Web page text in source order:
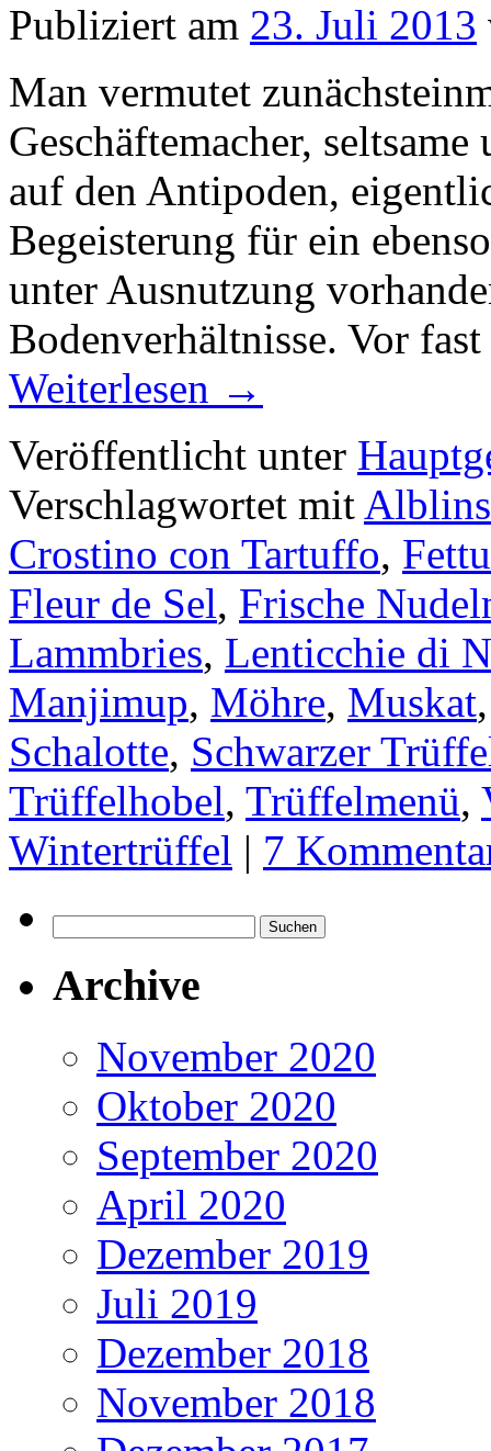
Publiziert am 23. Juli 2013
Man vermutet
Geschäftemacher,
auf den Antipoden,
Begeisterung für ein
unter Ausnutzung
Bodenverhältnisse. Vor
Weiterlesen →
Veröffentlicht unter
Verschlagwortet mit
Crostino con Tartuffo,
Fleur de Sel, Frische
Lammbries, Lenticchie di
Manjimup, Möhre, Muskat
Schalotte, Schwarzer
Trüffelhobel, Trüffelmenü,
Wintertrüffel | 7
nach:
Archive
November 2020
Oktober 2020
September 2020
April 2020
Dezember 2019
Juli 2019
Dezember 2018
November 2018